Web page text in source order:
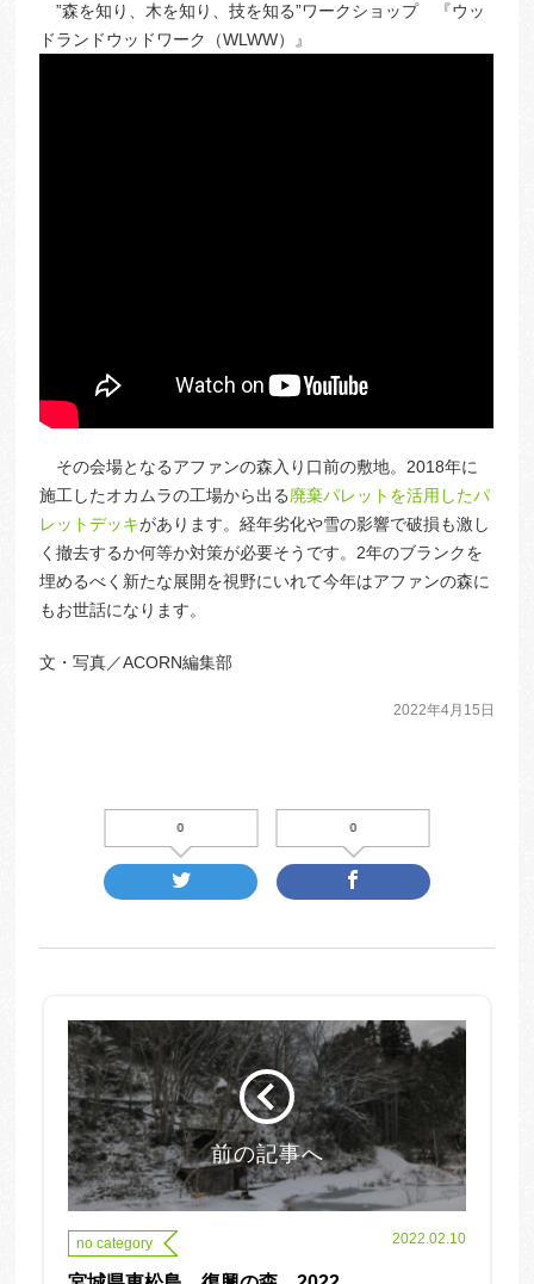
”森を知り、木を知り、技を知る”ワークショップ 『ウッ
ドランドウッドワーク（WLWW）』
その会場となるアファンの森入り口前の敷地。2018年に
施工したオカムラの工場から出る廃棄パレットを活用したパ
レットデッキがあります。経年劣化や雪の影響で破損も激し
く撤去するか何等か対策が必要そうです。2年のブランクを
埋めるべく新たな展開を視野にいれて今年はアファンの森に
もお世話になります。
文・写真／ACORN編集部
2022年4月15日
0 0
前の記事へ
no category 2022.02.10